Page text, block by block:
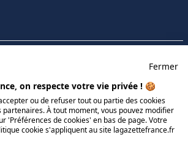
Fermer
on respecte votre vie privée ! 🍪
ou de refuser tout ou partie des cookies
partenaires. À tout moment, vous pouvez modifier
'Préférences de cookies' en bas de page. Votre
cookie s'appliquent au site lagazettefrance.fr